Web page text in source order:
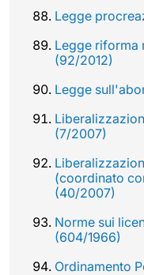
Legge
Legge riforma
(92/2012)
Legge
(7/2007)
(coordinato
(40/2007)
Norme sui
(604/1966)
Ordinamento